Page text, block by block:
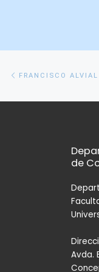
de
Entrada
de
Avda.